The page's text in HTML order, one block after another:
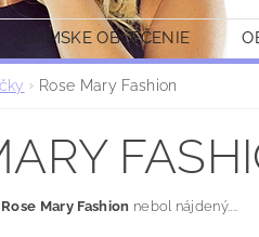
DÁMSKE OBLEČENIE
Rose Mary Fashion
Rose Mary Fashion nebol nájdený....